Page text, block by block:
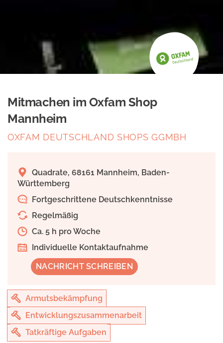
Mitmachen im Oxfam Shop
Mannheim
OXFAM DEUTSCHLAND SHOPS GGMBH
Quadrate, 68161 Mannheim, Baden-
Württemberg
Fortgeschrittene Deutschkenntnisse
Regelmäßig
Ca. 5 h pro Woche
Individuelle Kontaktaufnahme
NACHRICHT SCHREIBEN
Armutsbekämpfung
Entwicklungszusammenarbeit
Tatkräftige Aufgaben